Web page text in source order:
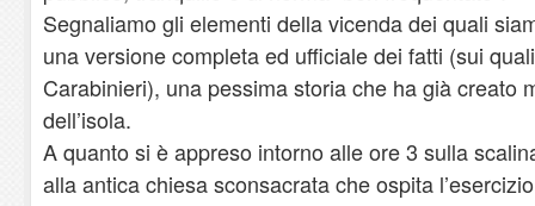
Segnaliamo gli elementi della vicenda dei quali
una versione completa ed ufficiale dei fatti (sui
Carabinieri), una pessima storia che ha già creato
dell’isola.
A quanto si è appreso intorno alle ore 3 sulla
alla antica chiesa sconsacrata che ospita